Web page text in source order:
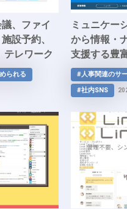
、ファイ
設予約、
テレワーク
ア
られる
ミュニケー
から情報・
支援する豊
たコンサル
「Beat
#人事関連のサ
#社内SNS